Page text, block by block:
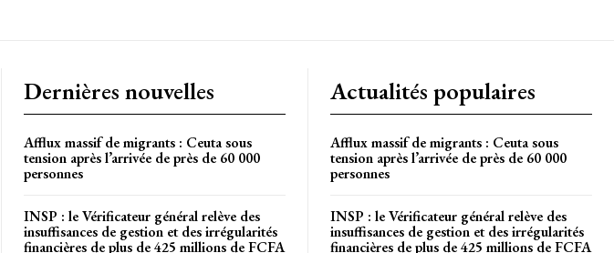
Dernières nouvelles
Afflux massif de migrants : Ceuta sous
tension après l’arrivée de près de 60 000
personnes
INSP : le Vérificateur général relève des
insuffisances de gestion et des irrégularités
financières de plus de 425 millions de FCFA
Actualités populaires
Afflux massif de migrants : Ceuta sous
tension après l’arrivée de près de 60 000
personnes
INSP : le Vérificateur général relève des
insuffisances de gestion et des irrégularités
financières de plus de 425 millions de FCFA